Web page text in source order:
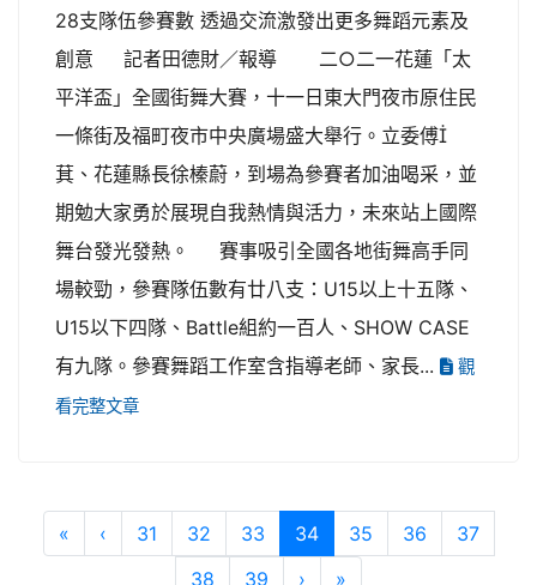
28支隊伍參賽數 透過交流激發出更多舞蹈元素及
創意 記者田德財／報導 二○二一花蓮「太
平洋盃」全國街舞大賽，十一日東大門夜市原住民
一條街及福町夜市中央廣場盛大舉行。立委傅
萁、花蓮縣長徐榛蔚，到場為參賽者加油喝采，並
期勉大家勇於展現自我熱情與活力，未來站上國際
舞台發光發熱。 賽事吸引全國各地街舞高手同
場較勁，參賽隊伍數有廿八支：U15以上十五隊、
U15以下四隊、Battle組約一百人、SHOW CASE
有九隊。參賽舞蹈工作室含指導老師、家長...
觀
看完整文章
«第一頁
‹上一頁
31 32 33 34(目前頁次)
35 36
37
38
39 ›下一頁
»最後頁